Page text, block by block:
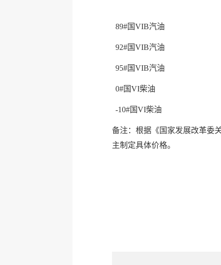
89#国VIB汽油
92#国VIB汽油
95#国VIB汽油
0#国VI柴油
-10#国VI柴油
备注：根据《国家发展改革委
主制定具体价格。